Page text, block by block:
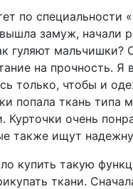
по
замуж, начали
мальчишки?
на прочность. Я
только, чтобы и
попала ткань типа
очень
также ищут
купить такую
ткани.